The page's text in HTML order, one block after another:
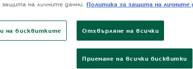
на личните данни.
Политика за защита на личните
Отхвърляне на всички
Приемане на всички бисквитки
на бисквитките